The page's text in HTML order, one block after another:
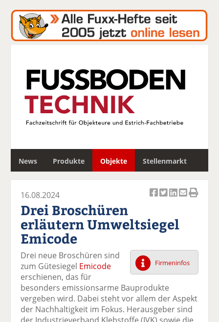
News Produkte Objekte Stellenmarkt
c
k
uf
F
ac
e
b
o
k
el
wi
tt
er
n
k
uf
Li
n
e
di
k
er
E
m
l
v
ck
e
16.08.2024
Drei Broschüren
erläutern Umweltsiegel
Emicode
Firmeninfos
Drei neue Broschüren sind
zum Gütesiegel Emicode
erschienen, das für
besonders emissionsarme Bauprodukte
vergeben wird. Dabei steht vor allem der Aspekt
der Nachhaltigkeit im Fokus. Herausgeber sind